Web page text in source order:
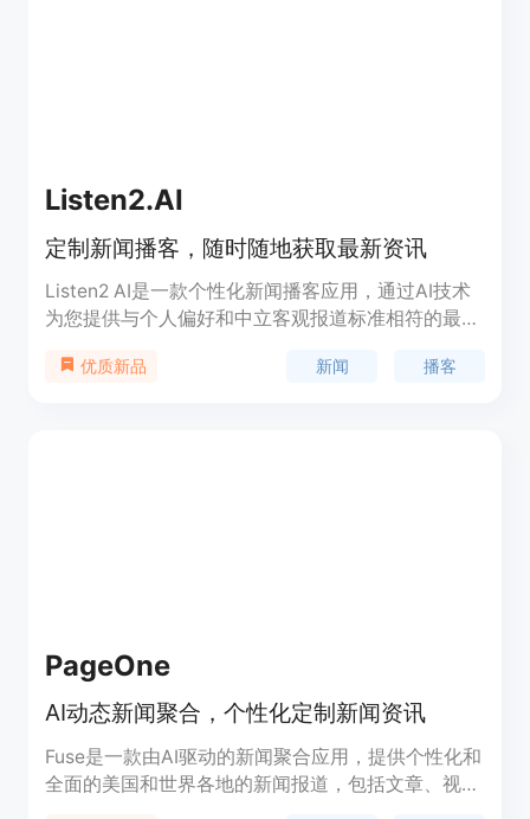
Listen2.AI
定制新闻播客，随时随地获取最新资讯
Listen2 AI是一款个性化新闻播客应用，通过AI技术
为您提供与个人偏好和中立客观报道标准相符的最新
锻炼时轻松获取全球各地的头条新闻。我们提供一站
优质新品 新闻 播客
PageOne
AI动态新闻聚合，个性化定制新闻资讯
Fuse是一款由AI驱动的新闻聚合应用，提供个性化和
全面的美国和世界各地的新闻报道，包括文章、视频